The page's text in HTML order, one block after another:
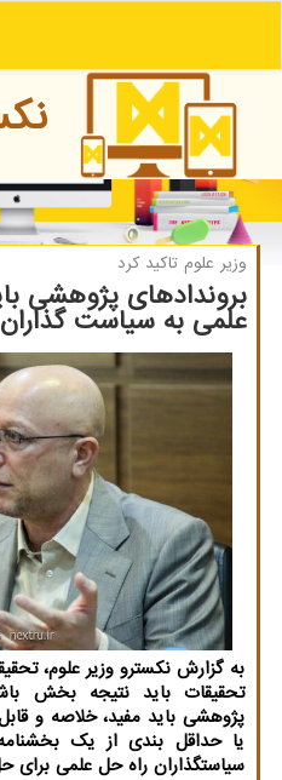
وزیر علوم تاكید كرد
بروندادهای پژوهشی
علمی به سیاست گذاران
به گزارش نکسترو وزیر علوم،
تحقیقات باید نتیجه بخش
پژوهشی باید مفید، خلاصه و
یا حداقل بندی از یک
سیاستگذاران راه حل علمی